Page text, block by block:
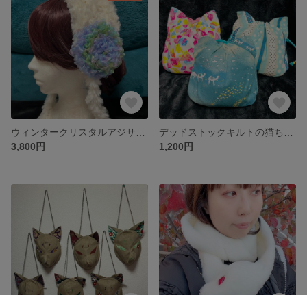
3,800円
1,200円